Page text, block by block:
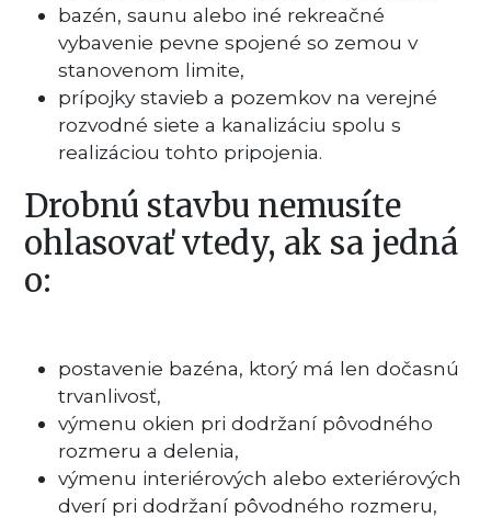
bazén, saunu alebo iné rekreačné
vybavenie pevne spojené so zemou v
stanovenom limite,
prípojky stavieb a pozemkov na verejné
rozvodné siete a kanalizáciu spolu s
realizáciou tohto pripojenia.
Drobnú stavbu nemusíte
ohlasovať vtedy, ak sa jedná
o:
postavenie bazéna, ktorý má len dočasnú
trvanlivosť,
výmenu okien pri dodržaní pôvodného
rozmeru a delenia,
výmenu interiérových alebo exteriérových
dverí pri dodržaní pôvodného rozmeru,